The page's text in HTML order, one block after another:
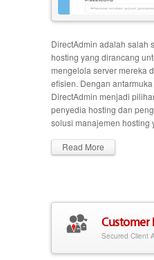
DirectAdmin adalah salah
hosting yang dirancang
mengelola server mereka
efisien. Dengan
DirectAdmin menjadi
penyedia hosting dan
solusi manajemen hosting
Read More
Customer
Secured Client